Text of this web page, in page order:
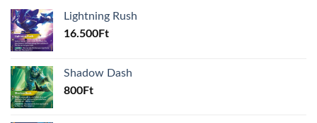
Lightning Rush
16.500Ft
Shadow Dash
800Ft